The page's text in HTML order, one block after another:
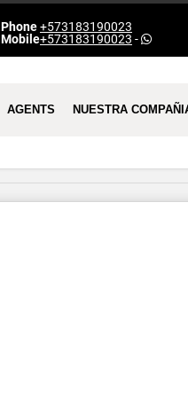
Phone+573183190023
Mobile+573183190023 -
AGENTS NUESTRA